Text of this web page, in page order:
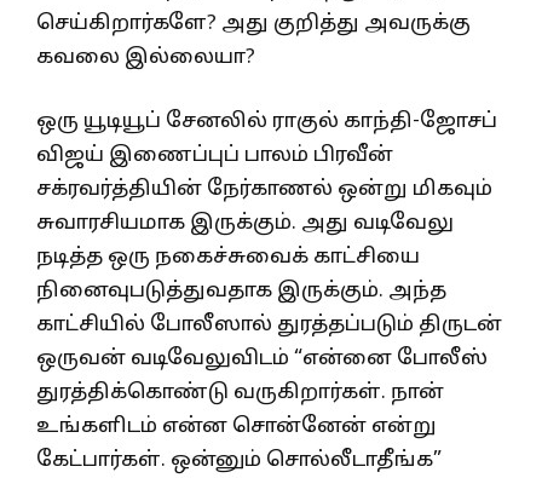
செய்கிறார்களே? அது குறித்து அவருக்கு
கவலை இல்லையா?
ஒரு யூடியூப் சேனலில் ராகுல் காந்தி-ஜோசப்
விஜய் இணைப்புப் பாலம் பிரவீன்
சக்ரவர்த்தியின் நேர்காணல் ஒன்று மிகவும்
சுவாரசியமாக இருக்கும். அது வடிவேலு
நடித்த ஒரு நகைச்சுவைக் காட்சியை
நினைவுபடுத்துவதாக இருக்கும். அந்த
காட்சியில் போலீஸால் துரத்தப்படும் திருடன்
ஒருவன் வடிவேலுவிடம் “என்னை போலீஸ்
துரத்திக்கொண்டு வருகிறார்கள். நான்
உங்களிடம் என்ன சொன்னேன் என்று
கேட்பார்கள். ஒன்னும் சொல்லீடாதீங்க”